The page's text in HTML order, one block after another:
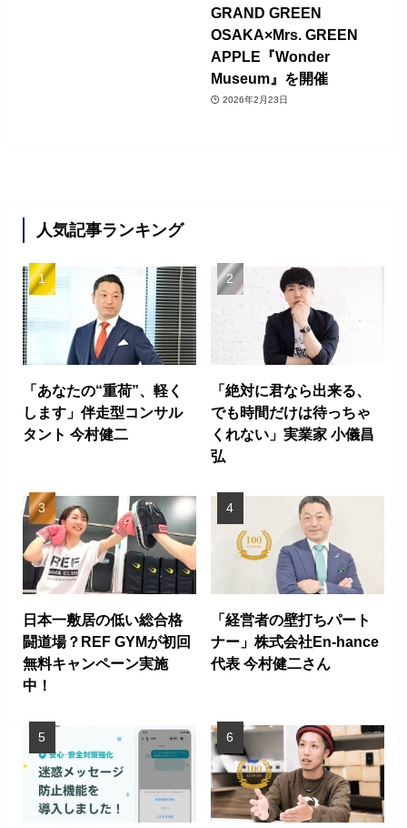
GRAND GREEN
OSAKA×Mrs. GREEN
APPLE『Wonder
Museum』を開催
2026年2月23日
人気記事ランキング
「あなたの“重荷”、軽く
します」伴走型コンサル
タント 今村健二
「絶対に君なら出来る、
でも時間だけは待っちゃ
くれない」実業家 小儀昌
弘
日本一敷居の低い総合格
闘道場？REF GYMが初回
無料キャンペーン実施
中！
「経営者の壁打ちパート
ナー」株式会社En-hance
代表 今村健二さん